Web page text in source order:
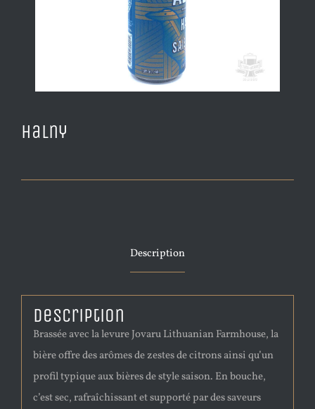
Halny
Description
Description
Brassée avec la levure Jovaru Lithuanian Farmhouse, la
bière offre des arômes de zestes de citrons ainsi qu’un
profil typique aux bières de style saison. En bouche,
c’est sec, rafraîchissant et supporté par des saveurs